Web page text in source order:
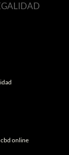
cbd online